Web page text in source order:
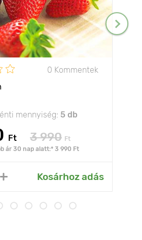
0 Kommentek
mennyiség: 5 db
Ft 3 990 Ft
ár 30 nap alatt:* 3 990 Ft
Kosárhoz adás